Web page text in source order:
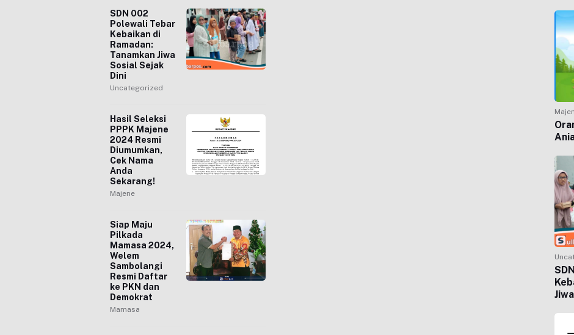
SDN 002
Polewali Tebar
Kebaikan di
Ramadan:
Tanamkan Jiwa
Sosial Sejak
Dini
Uncategorized
Hasil Seleksi
PPPK Majene
2024 Resmi
Diumumkan,
Cek Nama
Anda
Sekarang!
Majene
Siap Maju
Pilkada
Mamasa 2024,
Welem
Sambolangi
Resmi Daftar
ke PKN dan
Demokrat
Mamasa